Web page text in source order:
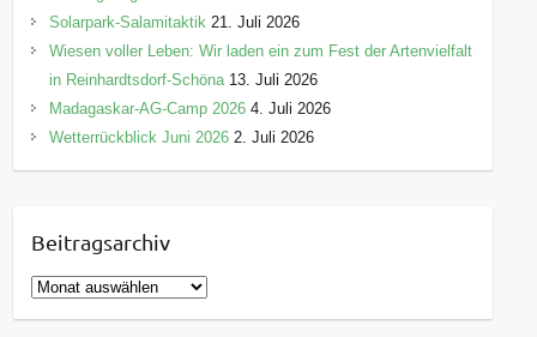
Solarpark-Salamitaktik 21. Juli 2026
Wiesen voller Leben: Wir laden ein zum Fest der Artenvielfalt
in Reinhardtsdorf-Schöna 13. Juli 2026
Madagaskar-AG-Camp 2026 4. Juli 2026
Wetterrückblick Juni 2026 2. Juli 2026
Beitragsarchiv
B
e